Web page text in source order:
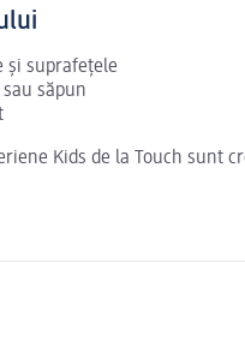
și suprafețele
săpun
Kids de la Touch sunt